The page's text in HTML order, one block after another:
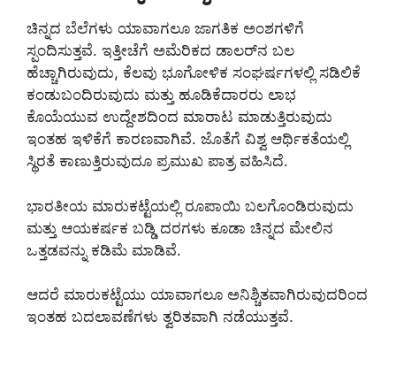
ಚಿನ್ನದ ಬೆಲೆಗಳು ಯಾವಾಗಲೂ ಜಾಗತಿಕ ಅಂಶಗಳಿಗೆ
ಸ್ಪಂದಿಸುತ್ತವೆ. ಇತ್ತೀಚೆಗೆ ಅಮೆರಿಕದ ಡಾಲರ್‌ನ ಬಲ
ಹೆಚ್ಚಾಗಿರುವುದು, ಕೆಲವು ಭೂಗೋಳಿಕ ಸಂಘರ್ಷಗಳಲ್ಲಿ ಸಡಿಲಿಕೆ
ಕಂಡುಬಂದಿರುವುದು ಮತ್ತು ಹೂಡಿಕೆದಾರರು ಲಾಭ
ಕೊಯೆಯುವ ಉದ್ದೇಶದಿಂದ ಮಾರಾಟ ಮಾಡುತ್ತಿರುವುದು
ಇಂತಹ ಇಳಿಕೆಗೆ ಕಾರಣವಾಗಿವೆ. ಜೊತೆಗೆ ವಿಶ್ವ ಆರ್ಥಿಕತೆಯಲ್ಲಿ
ಸ್ಥಿರತೆ ಕಾಣುತ್ತಿರುವುದೂ ಪ್ರಮುಖ ಪಾತ್ರ ವಹಿಸಿದೆ.
ಭಾರತೀಯ ಮಾರುಕಟ್ಟೆಯಲ್ಲಿ ರೂಪಾಯಿ ಬಲಗೊಂಡಿರುವುದು
ಮತ್ತು ಆಯಕರ್ಷಕ ಬಡ್ಡಿ ದರಗಳು ಕೂಡಾ ಚಿನ್ನದ ಮೇಲಿನ
ಒತ್ತಡವನ್ನು ಕಡಿಮೆ ಮಾಡಿವೆ.
ಆದರೆ ಮಾರುಕಟ್ಟೆಯು ಯಾವಾಗಲೂ ಅನಿಶ್ಚಿತವಾಗಿರುವುದರಿಂದ
ಇಂತಹ ಬದಲಾವಣೆಗಳು ತ್ವರಿತವಾಗಿ ನಡೆಯುತ್ತವೆ.